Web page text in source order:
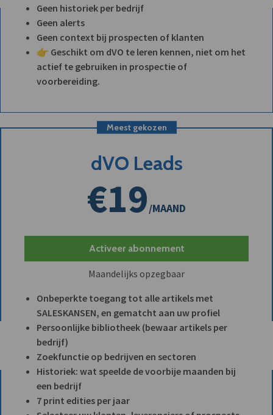
Geen historiek per bedrijf
Geen alerts
Geen context bij prospecten of klanten
👉 Geschikt om dVO te leren kennen, niet om het
actief te gebruiken in prospectie of
voorbereiding.
Meest gekozen
dVO Leads
€19/MAAND
Activeer abonnement
Maandelijks opzegbaar
Onbeperkte toegang tot alle artikels met
SALESKANSEN, en gematcht aan uw profiel
Persoonlijke bibliotheek (bewaar artikels per
bedrijf)
Zoekfunctie op bedrijven en sectoren
Historiek: wat speelde de voorbije maanden bij
een bedrijf
7 print edities per jaar